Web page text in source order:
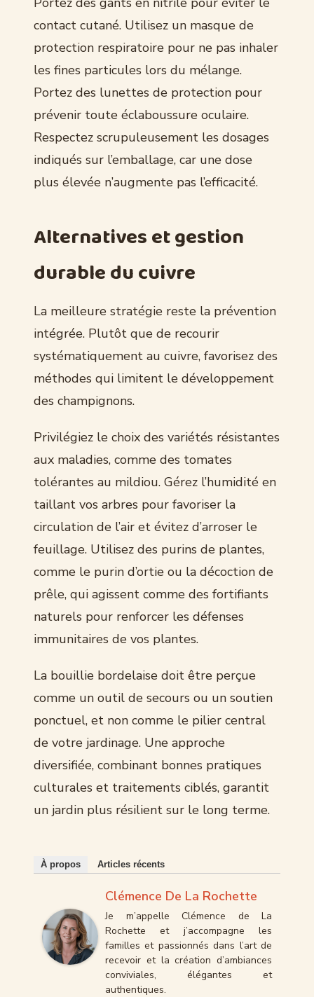
contact cutané. Utilisez un masque de
protection respiratoire pour ne pas inhaler
les fines particules lors du mélange.
Portez des lunettes de protection pour
prévenir toute éclaboussure oculaire.
Respectez scrupuleusement les dosages
indiqués sur l’emballage, car une dose
plus élevée n’augmente pas l’efficacité.
Alternatives et gestion
durable du cuivre
La meilleure stratégie reste la prévention
intégrée. Plutôt que de recourir
systématiquement au cuivre, favorisez des
méthodes qui limitent le développement
des champignons.
Privilégiez le choix des variétés résistantes
aux maladies, comme des tomates
tolérantes au mildiou. Gérez l’humidité en
taillant vos arbres pour favoriser la
circulation de l’air et évitez d’arroser le
feuillage. Utilisez des purins de plantes,
comme le purin d’ortie ou la décoction de
prêle, qui agissent comme des fortifiants
naturels pour renforcer les défenses
immunitaires de vos plantes.
La bouillie bordelaise doit être perçue
comme un outil de secours ou un soutien
ponctuel, et non comme le pilier central
de votre jardinage. Une approche
diversifiée, combinant bonnes pratiques
culturales et traitements ciblés, garantit
un jardin plus résilient sur le long terme.
À propos Articles récents
Clémence De La Rochette
Je m’appelle Clémence de La
Rochette et j’accompagne les
familles et passionnés dans l’art de
recevoir et la création d’ambiances
conviviales, élégantes et
authentiques.